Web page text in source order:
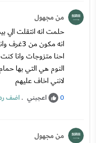
من مجهول
حلمت انه انتقلت الي
احنا متزوجات وانا
النوم هي التي بها
لانني اخاف عليهم
0 اعجبني .اضف
من مجهول